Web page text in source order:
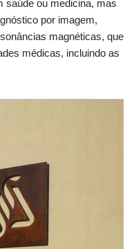
saúde ou medicina, mas
por imagem,
magnéticas, que
médicas, incluindo as